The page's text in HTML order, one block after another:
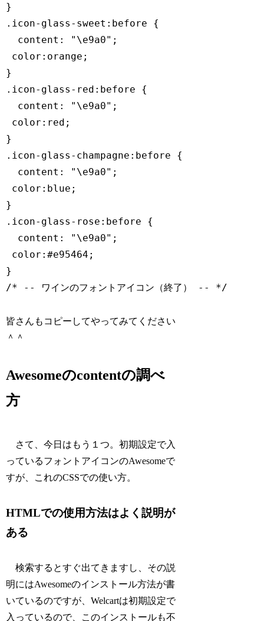
}
.icon-glass-sweet:before {
  content: "\e9a0";
color:orange;
}
.icon-glass-red:before {
  content: "\e9a0";
color:red;
}
.icon-glass-champagne:before {
  content: "\e9a0";
color:blue;
}
.icon-glass-rose:before {
  content: "\e9a0";
color:#e95464;
}
皆さんもコピーしてやってみてください
＾＾
Awesomeのcontentの調べ
方
さて、今日はもう１つ。初期設定で入
っているフォントアイコンのAwesomeで
すが、これのCSSでの使い方。
HTMLでの使用方法はよく説明が
ある
検索するとすぐ出てきますし、その説
明にはAwesomeのインストール方法が書
いているのですが、Welcartは初期設定で
入っているので、このインストールも不